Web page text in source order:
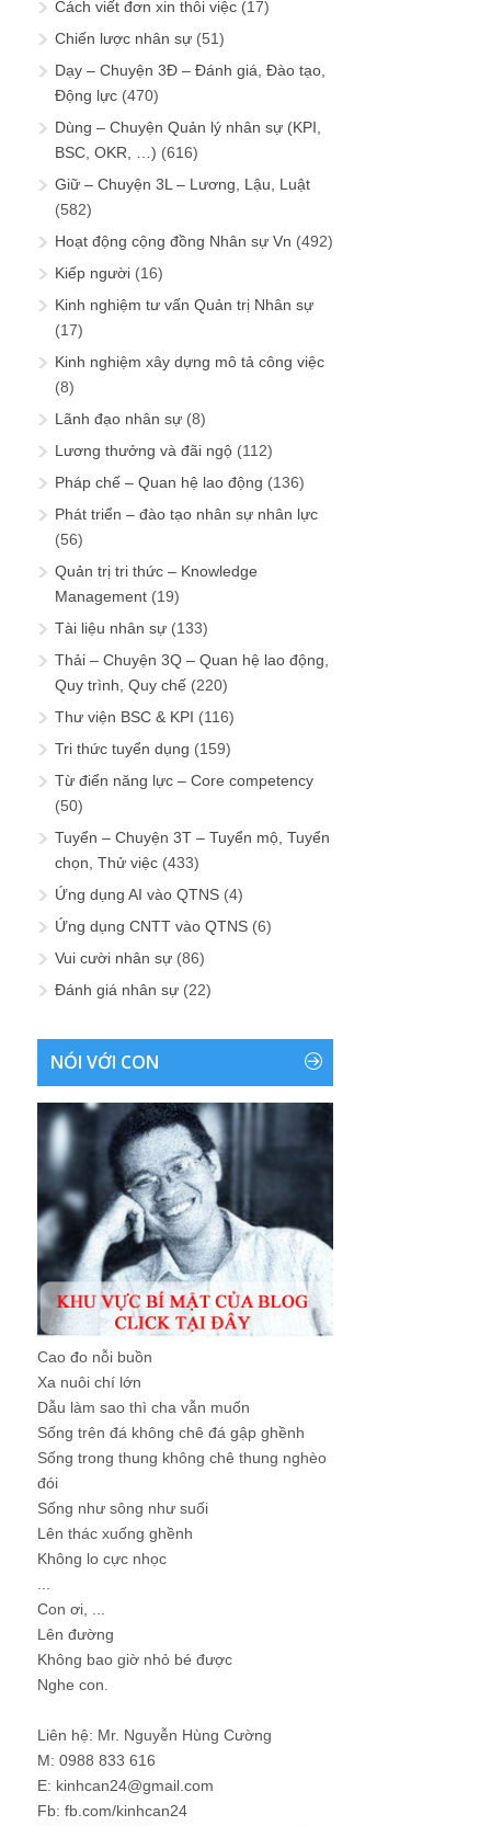
Cách viết đơn xin thôi việc (17)
Chiến lược nhân sự (51)
Dạy – Chuyện 3Đ – Đánh giá, Đào tạo,
Động lực (470)
Dùng – Chuyện Quản lý nhân sự (KPI,
BSC, OKR, …) (616)
Giữ – Chuyện 3L – Lương, Lậu, Luật
(582)
Hoạt động cộng đồng Nhân sự Vn (492)
Kiếp người (16)
Kinh nghiệm tư vấn Quản trị Nhân sự
(17)
Kinh nghiệm xây dựng mô tả công việc
(8)
Lãnh đạo nhân sự (8)
Lương thưởng và đãi ngộ (112)
Pháp chế – Quan hệ lao động (136)
Phát triển – đào tạo nhân sự nhân lực
(56)
Quản trị tri thức – Knowledge
Management (19)
Tài liệu nhân sự (133)
Thải – Chuyện 3Q – Quan hệ lao động,
Quy trình, Quy chế (220)
Thư viện BSC & KPI (116)
Tri thức tuyển dụng (159)
Từ điển năng lực – Core competency
(50)
Tuyển – Chuyện 3T – Tuyển mộ, Tuyển
chọn, Thử việc (433)
Ứng dụng AI vào QTNS (4)
Ứng dụng CNTT vào QTNS (6)
Vui cười nhân sự (86)
Đánh giá nhân sự (22)
NÓI VỚI CON
Cao đo nỗi buồn
Xa nuôi chí lớn
Dẫu làm sao thì cha vẫn muốn
Sống trên đá không chê đá gập ghềnh
Sống trong thung không chê thung nghèo
đói
Sống như sông như suối
Lên thác xuống ghềnh
Không lo cực nhọc
Con ơi, ...
Lên đường
Không bao giờ nhỏ bé được
Nghe con.
Liên hệ: Mr. Nguyễn Hùng Cường
M: 0988 833 616
E: kinhcan24@gmail.com
Fb: fb.com/kinhcan24